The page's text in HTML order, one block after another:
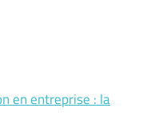
en entreprise : la